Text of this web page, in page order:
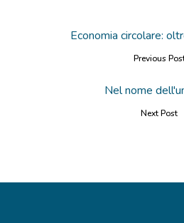
Economia circolare:
Previous
Nel nome
Next Post